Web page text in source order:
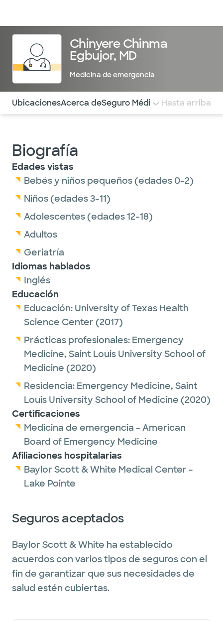
Chinyere Chinma
Egbujor, MD
Medicina de emergencia
Utilice esta navegación para saltar rápidamente a
UbicacionesAcerca deSeguro Médico COMENTARIOS
Hasta arriba
Biografía
Edades vistas
Bebés y niños pequeños (edades 0-2)
Niños (edades 3-11)
Adolescentes (edades 12-18)
Adultos
Geriatría
Idiomas hablados
Inglés
Educación
Educación: University of Texas Health
Science Center (2017)
Prácticas profesionales: Emergency
Medicine, Saint Louis University School of
Medicine (2020)
Residencia: Emergency Medicine, Saint
Louis University School of Medicine (2020)
Certificaciones
Medicina de emergencia - American
Board of Emergency Medicine
Afiliaciones hospitalarias
Baylor Scott & White Medical Center -
Lake Pointe
Seguros aceptados
Baylor Scott & White ha establecido
acuerdos con varios tipos de seguros con el
fin de garantizar que sus necesidades de
salud estén cubiertas.